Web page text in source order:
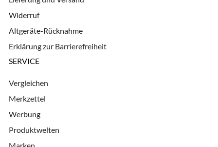
Widerruf
Altgeräte-Rücknahme
Erklärung zur Barrierefreiheit
SERVICE
Vergleichen
Merkzettel
Werbung
Produktwelten